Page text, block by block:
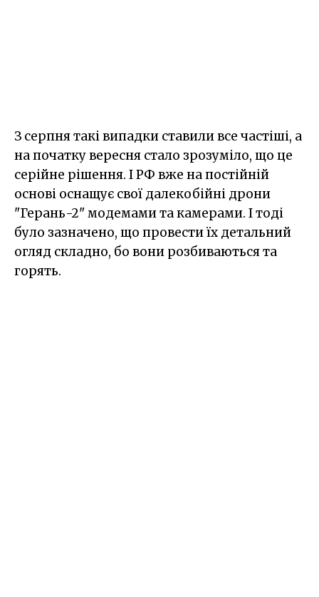
З серпня такі випадки ставили все частіші, а
на початку вересня стало зрозуміло, що це
серійне рішення. І РФ вже на постійній
основі оснащує свої далекобійні дрони
"Герань-2" модемами та камерами. І тоді
було зазначено, що провести їх детальний
огляд складно, бо вони розбиваються та
горять.